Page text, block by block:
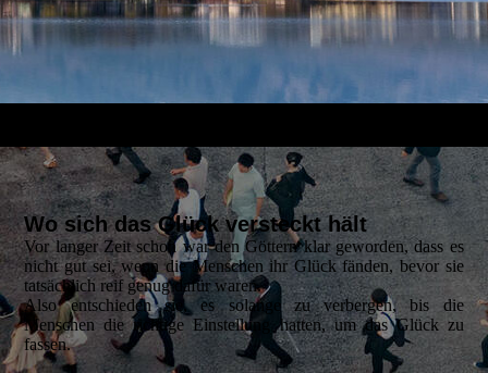
Wo sich das Glück versteckt hält
Vor langer Zeit schon war den Göttern klar geworden, dass es
nicht gut sei, wenn die Menschen ihr Glück fänden, bevor sie
tatsächlich reif genug dafür waren.
Also entschieden sie, es solange zu verbergen, bis die
Menschen die richtige Einstellung hatten, um das Glück zu
fassen.